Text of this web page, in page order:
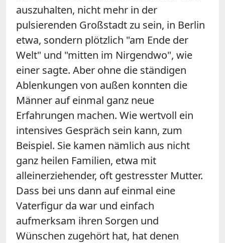
auszuhalten, nicht mehr in der
pulsierenden Großstadt zu sein, in Berlin
etwa, sondern plötzlich "am Ende der
Welt" und "mitten im Nirgendwo", wie
einer sagte. Aber ohne die ständigen
Ablenkungen von außen konnten die
Männer auf einmal ganz neue
Erfahrungen machen. Wie wertvoll ein
intensives Gespräch sein kann, zum
Beispiel. Sie kamen nämlich aus nicht
ganz heilen Familien, etwa mit
alleinerziehender, oft gestresster Mutter.
Dass bei uns dann auf einmal eine
Vaterfigur da war und einfach
aufmerksam ihren Sorgen und
Wünschen zugehört hat, hat denen